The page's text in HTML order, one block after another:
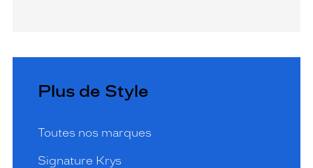
Plus de Style
Toutes nos marques
Signature Krys